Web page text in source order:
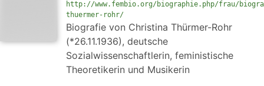
http://www.fembio.org/biographie.php/frau/
thuermer-rohr/
Biografie von Christina Thürmer-Rohr
(*26.11.1936), deutsche
Sozialwissenschaftlerin, feministische
Theoretikerin und Musikerin